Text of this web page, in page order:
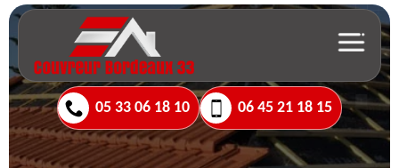
05 33 06 18 10 06 45 21 18 15